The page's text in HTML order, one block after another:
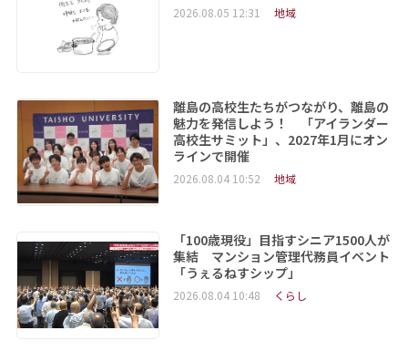
2026.08.05 12:31 地域
離島の高校生たちがつながり、離島の
魅力を発信しよう！ 「アイランダー
高校生サミット」、2027年1月にオン
ラインで開催
2026.08.04 10:52 地域
「100歳現役」目指すシニア1500人が
集結 マンション管理代務員イベント
「うぇるねすシップ」
2026.08.04 10:48 くらし